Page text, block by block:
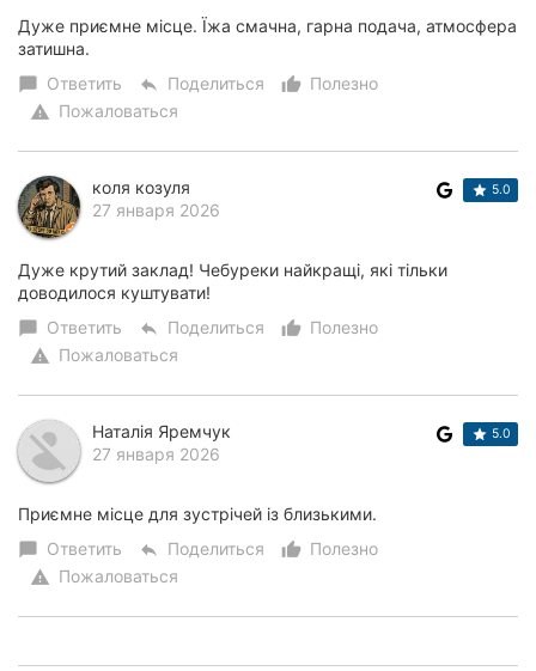
Луцк
Ужгород
Дуже приємне місце. Їжа смачна, гарна подача, атмосфера
затишна.
chat_bubble Ответить reply Поделиться thumb_up_alt
Полезно
warning Пожаловаться
коля козуля
27 января 2026
5.0
Дуже крутий заклад! Чебуреки найкращі, які тільки
доводилося куштувати!
chat_bubble Ответить reply Поделиться thumb_up_alt
Полезно
warning Пожаловаться
Наталія Яремчук
27 января 2026
5.0
Приємне місце для зустрічей із близькими.
chat_bubble Ответить reply Поделиться thumb_up_alt
Полезно
warning Пожаловаться